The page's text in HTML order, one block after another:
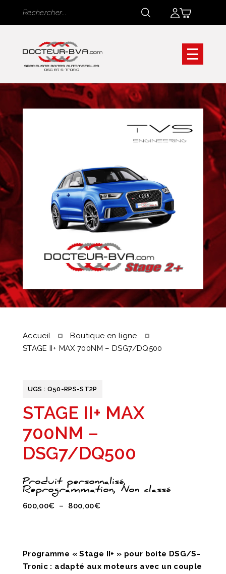
Rechercher
Rechercher
Accueil
Boutique en ligne
STAGE II+ MAX 700NM – DSG7/DQ500
UGS : Q50-RPS-ST2P
STAGE II+ MAX
700NM –
DSG7/DQ500
Produit personnalisé,
Reprogrammation, Non classé
600,00€ – 800,00€Plage
à
800,00€
Programme « Stage II+ » pour boite DSG/S-
Tronic : adapté aux moteurs avec un couple